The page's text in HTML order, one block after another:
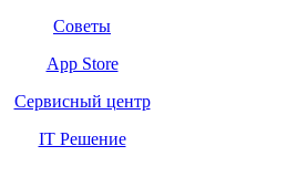
Советы
App Store
Сервисный центр
IT Решение